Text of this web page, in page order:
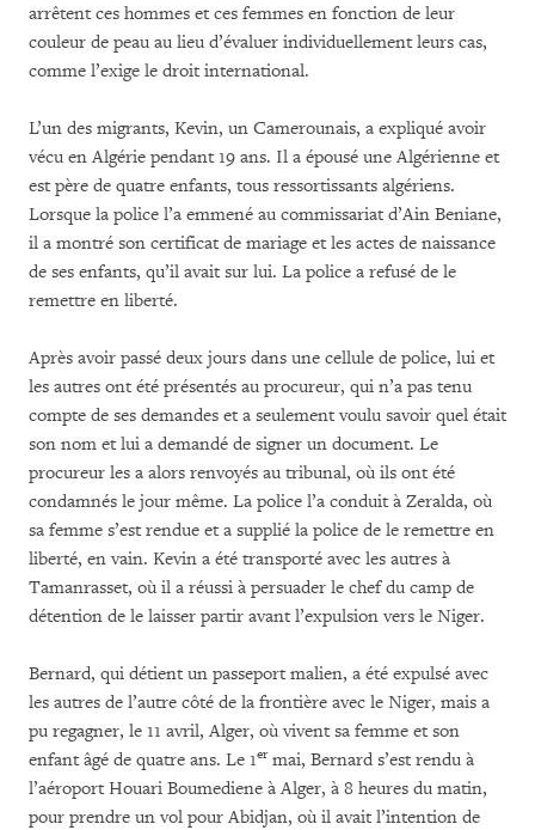
arrêtent ces hommes et ces femmes en fonction de leur
couleur de peau au lieu d’évaluer individuellement leurs cas,
comme l’exige le droit international.
L’un des migrants, Kevin, un Camerounais, a expliqué avoir
vécu en Algérie pendant 19 ans. Il a épousé une Algérienne et
est père de quatre enfants, tous ressortissants algériens.
Lorsque la police l’a emmené au commissariat d’Ain Beniane,
il a montré son certificat de mariage et les actes de naissance
de ses enfants, qu’il avait sur lui. La police a refusé de le
remettre en liberté.
Après avoir passé deux jours dans une cellule de police, lui et
les autres ont été présentés au procureur, qui n’a pas tenu
compte de ses demandes et a seulement voulu savoir quel était
son nom et lui a demandé de signer un document. Le
procureur les a alors renvoyés au tribunal, où ils ont été
condamnés le jour même. La police l’a conduit à Zeralda, où
sa femme s’est rendue et a supplié la police de le remettre en
liberté, en vain. Kevin a été transporté avec les autres à
Tamanrasset, où il a réussi à persuader le chef du camp de
détention de le laisser partir avant l’expulsion vers le Niger.
Bernard, qui détient un passeport malien, a été expulsé avec
les autres de l’autre côté de la frontière avec le Niger, mais a
pu regagner, le 11 avril, Alger, où vivent sa femme et son
enfant âgé de quatre ans. Le 1ermai, Bernard s’est rendu à
l’aéroport Houari Boumediene à Alger, à 8 heures du matin,
pour prendre un vol pour Abidjan, où il avait l’intention de